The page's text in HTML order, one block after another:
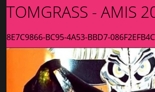
TOMGRASS - AMIS
8E7C9866-BC95-4A53-BBD7-